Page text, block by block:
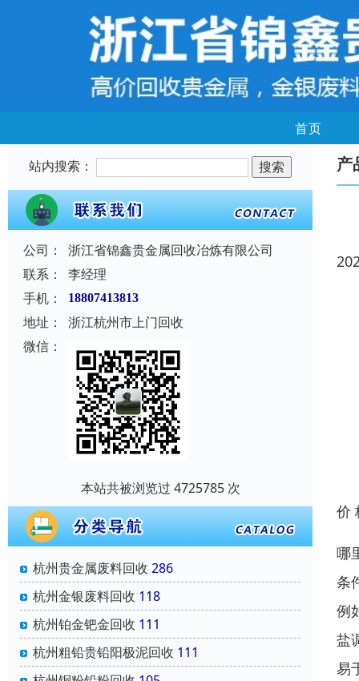
首页
站内搜索：
公司：
浙江省锦鑫贵金属回收冶炼有限公司
联系：
李经理
手机：
18807413813
地址：
浙江杭州市上门回收
微信：
本站共被浏览过 4725785 次
杭州贵金属废料回收 286
杭州金银废料回收 118
杭州铂金钯金回收 111
杭州粗铅贵铅阳极泥回收 111
产
价
哪
条
例
盐
易